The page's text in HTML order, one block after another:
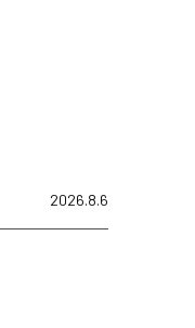
2026.8.6